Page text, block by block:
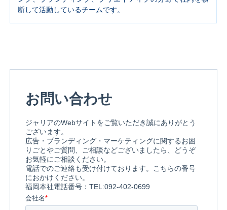
断して活動しているチームです。